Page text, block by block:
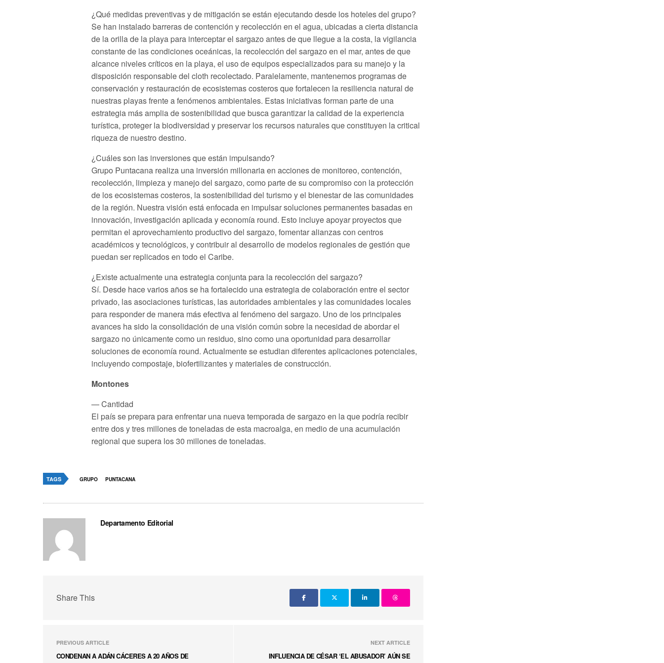
¿Qué medidas preventivas y de mitigación se están ejecutando desde los hoteles del grupo?
Se han instalado barreras de contención y recolección en el agua, ubicadas a cierta distancia
de la orilla de la playa para interceptar el sargazo antes de que llegue a la costa, la vigilancia
constante de las condiciones oceánicas, la recolección del sargazo en el mar, antes de que
alcance niveles críticos en la playa, el uso de equipos especializados para su manejo y la
disposición responsable del cloth recolectado. Paralelamente, mantenemos programas de
conservación y restauración de ecosistemas costeros que fortalecen la resiliencia natural de
nuestras playas frente a fenómenos ambientales. Estas iniciativas forman parte de una
estrategia más amplia de sostenibilidad que busca garantizar la calidad de la experiencia
turística, proteger la biodiversidad y preservar los recursos naturales que constituyen la critical
riqueza de nuestro destino.
¿Cuáles son las inversiones que están impulsando?
Grupo Puntacana realiza una inversión millonaria en acciones de monitoreo, contención,
recolección, limpieza y manejo del sargazo, como parte de su compromiso con la protección
de los ecosistemas costeros, la sostenibilidad del turismo y el bienestar de las comunidades
de la región. Nuestra visión está enfocada en impulsar soluciones permanentes basadas en
innovación, investigación aplicada y economía round. Esto incluye apoyar proyectos que
permitan el aprovechamiento productivo del sargazo, fomentar alianzas con centros
académicos y tecnológicos, y contribuir al desarrollo de modelos regionales de gestión que
puedan ser replicados en todo el Caribe.
¿Existe actualmente una estrategia conjunta para la recolección del sargazo?
Sí. Desde hace varios años se ha fortalecido una estrategia de colaboración entre el sector
privado, las asociaciones turísticas, las autoridades ambientales y las comunidades locales
para responder de manera más efectiva al fenómeno del sargazo. Uno de los principales
avances ha sido la consolidación de una visión común sobre la necesidad de abordar el
sargazo no únicamente como un residuo, sino como una oportunidad para desarrollar
soluciones de economía round. Actualmente se estudian diferentes aplicaciones potenciales,
incluyendo compostaje, biofertilizantes y materiales de construcción.
Montones
— Cantidad
El país se prepara para enfrentar una nueva temporada de sargazo en la que podría recibir
entre dos y tres millones de toneladas de esta macroalga, en medio de una acumulación
regional que supera los 30 millones de toneladas.
TAGS GRUPO PUNTACANA
Departamento Editorial
Share This
PREVIOUS ARTICLE
CONDENAN A ADÁN CÁCERES A 20 AÑOS DE
NEXT ARTICLE
INFLUENCIA DE CÉSAR ‘EL ABUSADOR’ AÚN SE